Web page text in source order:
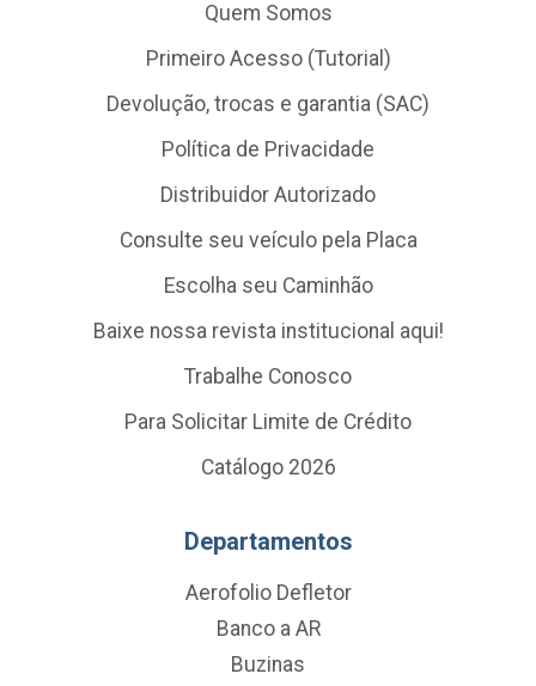
Quem Somos
Primeiro Acesso (Tutorial)
Devolução, trocas e garantia (SAC)
Política de Privacidade
Distribuidor Autorizado
Consulte seu veículo pela Placa
Escolha seu Caminhão
Baixe nossa revista institucional aqui!
Trabalhe Conosco
Para Solicitar Limite de Crédito
Catálogo 2026
Departamentos
Aerofolio Defletor
Banco a AR
Buzinas